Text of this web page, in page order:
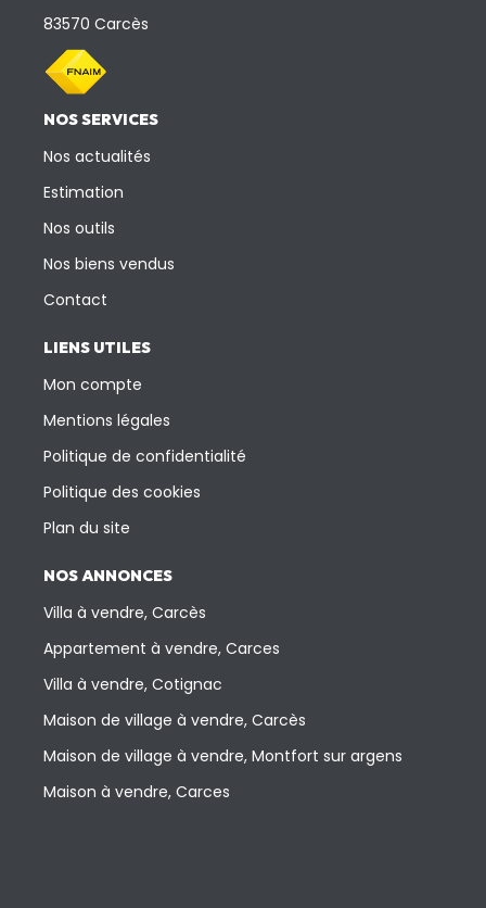
83570 Carcès
NOS SERVICES
Nos actualités
Estimation
Nos outils
Nos biens vendus
Contact
LIENS UTILES
Mon compte
Mentions légales
Politique de confidentialité
Politique des cookies
Plan du site
NOS ANNONCES
Villa à vendre, Carcès
Appartement à vendre, Carces
Villa à vendre, Cotignac
Maison de village à vendre, Carcès
Maison de village à vendre, Montfort sur argens
Maison à vendre, Carces